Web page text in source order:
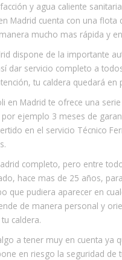
y agua caliente
Madrid cuenta con una
mucho mas rápida y
dispone de la importante
dar servicio completo a
tu caldera quedará en
en Madrid te ofrece una
ejemplo 3 meses de
en el servicio Técnico
completo, pero entre
hace mas de 25 años,
que pudiera aparecer en
de manera personal y
caldera.
a tener muy en cuenta ya
en riesgo la seguridad